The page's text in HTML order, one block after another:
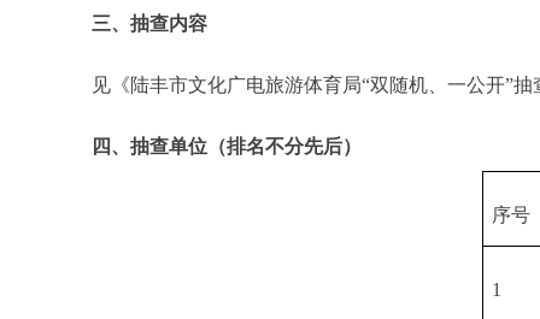
三、抽查内容
见《陆丰市文化广电旅游体育局“双随机、一公开”抽
四、抽查单位（排名不分先后）
序号
1